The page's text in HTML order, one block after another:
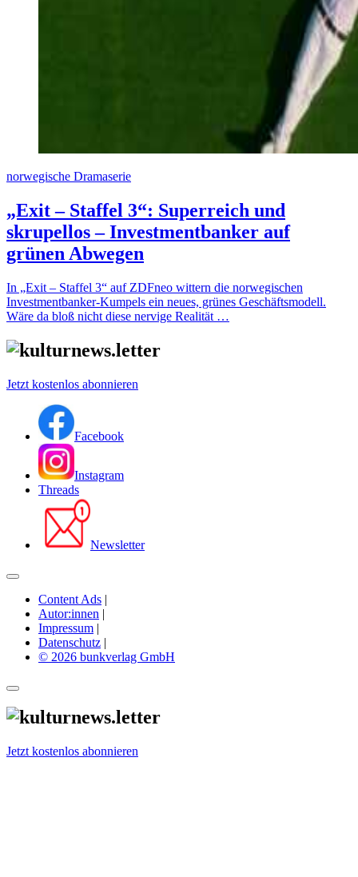
norwegische Dramaserie
„Exit – Staffel 3“: Superreich und
skrupellos – Investmentbanker auf
grünen Abwegen
In „Exit – Staffel 3“ auf ZDFneo wittern die norwegischen
Investmentbanker-Kumpels ein neues, grünes Geschäftsmodell.
Wäre da bloß nicht diese nervige Realität …
Jetzt kostenlos abonnieren
Facebook
Instagram
Threads
Newsletter
Content Ads |
Autor:innen |
Impressum |
Datenschutz |
© 2026 bunkverlag GmbH
Jetzt kostenlos abonnieren